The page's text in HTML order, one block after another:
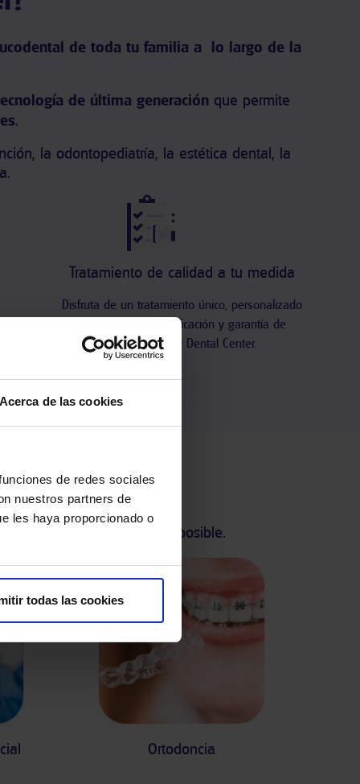
de las cookies
de redes sociales
nuestros partners de
les haya proporcionado o
todas las cookies
de toda tu familia a lo largo de la
de última generaciónque permite
.
la odontopediatría, la estética dental, la
Tratamiento de calidad a tu medida
Disfruta de un tratamiento único, personalizado
al 100% con la certificación y garantía de
nuestro Quality Dental Center.
con el mejor tratamiento posible.
Ortodoncia